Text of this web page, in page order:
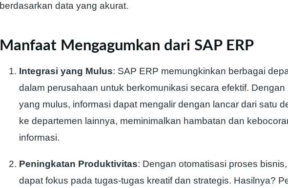
berdasarkan data yang akurat.
Manfaat Mengagumkan dari SAP ERP
Integrasi yang Mulus: SAP ERP memungkinkan berbagai
dalam perusahaan untuk berkomunikasi secara efektif. Dengan
yang mulus, informasi dapat mengalir dengan lancar dari satu
ke departemen lainnya, meminimalkan hambatan dan
informasi.
Peningkatan Produktivitas: Dengan otomatisasi proses
dapat fokus pada tugas-tugas kreatif dan strategis. Hasilnya?